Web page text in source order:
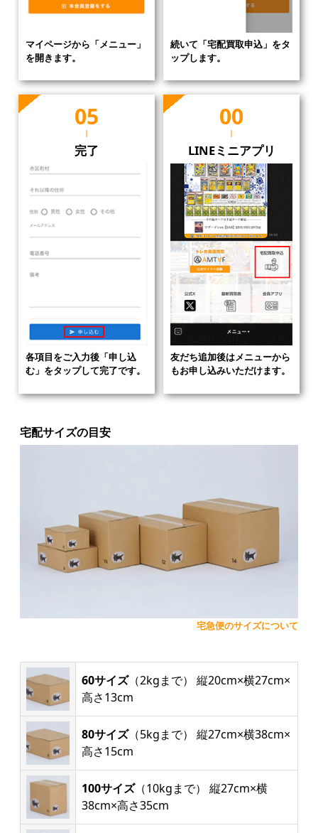
マイページから「メニュー」
を開きます。
続いて「宅配買取申込」をタ
ップします。
完了
各項目をご入力後「申し込
む」をタップして完了です。
LINEミニアプリ
友だち追加後はメニューから
もお申し込みいただけます。
宅配サイズの目安
宅急便のサイズについて
60サイズ（2kgまで） 縦20cm×横27cm×
高さ13cm
80サイズ（5kgまで） 縦27cm×横38cm×
高さ15cm
100サイズ（10kgまで） 縦27cm×横
38cm×高さ35cm